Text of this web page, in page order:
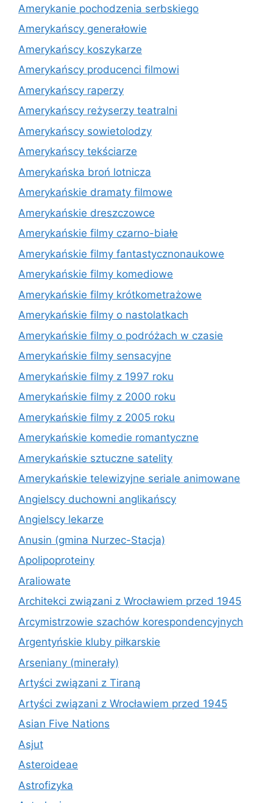
Amerykanie pochodzenia serbskiego
Amerykańscy generałowie
Amerykańscy koszykarze
Amerykańscy producenci filmowi
Amerykańscy raperzy
Amerykańscy reżyserzy teatralni
Amerykańscy sowietolodzy
Amerykańscy tekściarze
Amerykańska broń lotnicza
Amerykańskie dramaty filmowe
Amerykańskie dreszczowce
Amerykańskie filmy czarno-białe
Amerykańskie filmy fantastycznonaukowe
Amerykańskie filmy komediowe
Amerykańskie filmy krótkometrażowe
Amerykańskie filmy o nastolatkach
Amerykańskie filmy o podróżach w czasie
Amerykańskie filmy sensacyjne
Amerykańskie filmy z 1997 roku
Amerykańskie filmy z 2000 roku
Amerykańskie filmy z 2005 roku
Amerykańskie komedie romantyczne
Amerykańskie sztuczne satelity
Amerykańskie telewizyjne seriale animowane
Angielscy duchowni anglikańscy
Angielscy lekarze
Anusin (gmina Nurzec-Stacja)
Apolipoproteiny
Araliowate
Architekci związani z Wrocławiem przed 1945
Arcymistrzowie szachów korespondencyjnych
Argentyńskie kluby piłkarskie
Arseniany (minerały)
Artyści związani z Tiraną
Artyści związani z Wrocławiem przed 1945
Asian Five Nations
Asjut
Asteroideae
Astrofizyka